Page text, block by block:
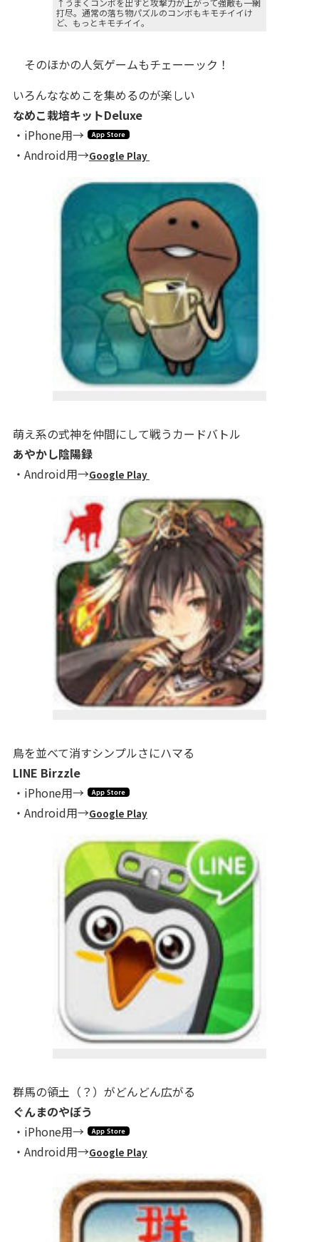
↑うまくコンボを出すと攻撃力が上がって強敵も一網
打尽。通常の落ち物パズルのコンボもキモチイイけ
ど、もっとキモチイイ。
そのほかの人気ゲームもチェーーック！
いろんななめこを集めるのが楽しい
なめこ栽培キットDeluxe
・iPhone用→
・Android用→Google Play
萌え系の式神を仲間にして戦うカードバトル
あやかし陰陽録
・Android用→Google Play
鳥を並べて消すシンプルさにハマる
LINE Birzzle
・iPhone用→
・Android用→Google Play
群馬の領土（？）がどんどん広がる
ぐんまのやぼう
・iPhone用→
・Android用→Google Play